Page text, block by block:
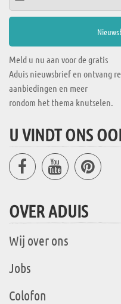
Meld u nu aan voor de gratis
Aduis nieuwsbrief en ontvang
aanbiedingen en meer
rondom het thema knutselen.
U VINDT ONS
OVER ADUIS
Wij over ons
Jobs
Colofon